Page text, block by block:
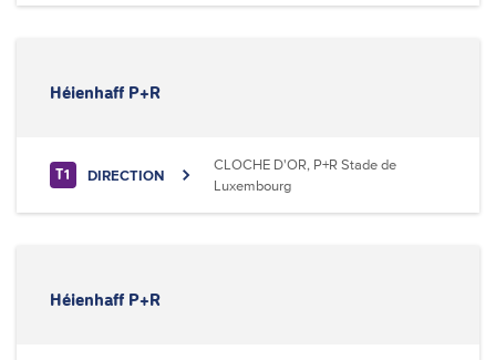
Héienhaff P+R
T1 DIRECTION
CLOCHE D'OR, P+R Stade de
Luxembourg
Héienhaff P+R